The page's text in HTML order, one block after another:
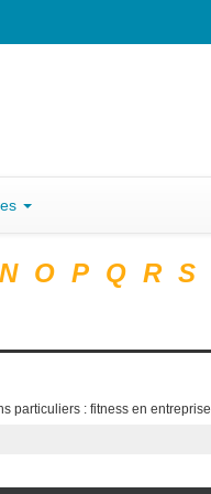
N O P Q R S
particuliers : fitness en entreprise